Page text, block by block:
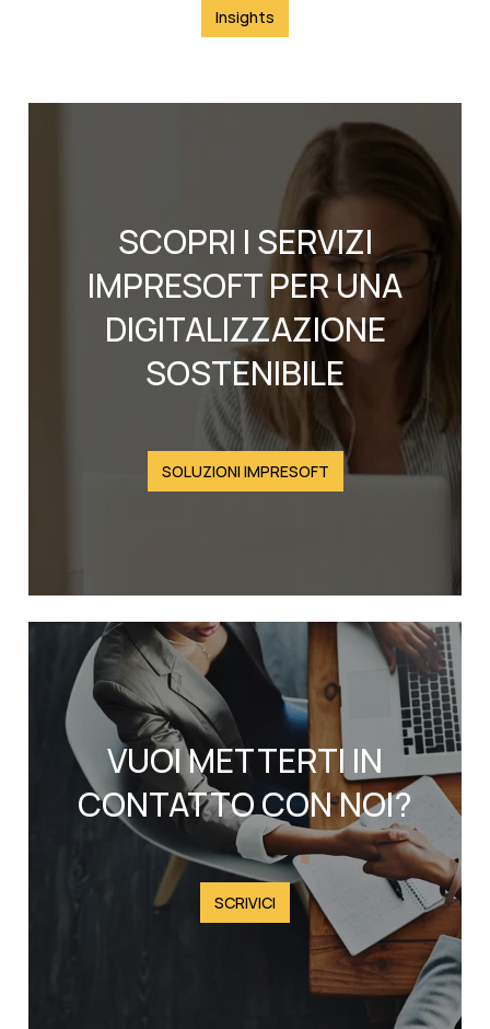
Insights
SCOPRI I SERVIZI
IMPRESOFT PER UNA
DIGITALIZZAZIONE
SOSTENIBILE
SOLUZIONI IMPRESOFT
VUOI METTERTI IN
CONTATTO CON NOI?
SCRIVICI